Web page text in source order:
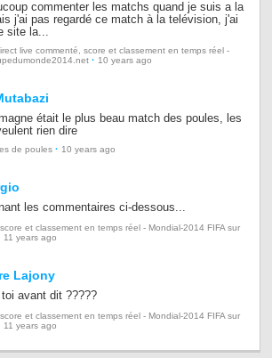
commenter les matchs quand je suis a la
j'ai pas regardé ce match à la telévision, j'ai
site la...
live commenté, score et classement en temps réel -
· 10 years ago
était le plus beau match des poules, les
rien dire
de poules · 10 years ago
les commentaires ci-dessous...
et classement en temps réel - Mondial-2014 FIFA sur
11 years ago
Lajony
avant dit ?????
et classement en temps réel - Mondial-2014 FIFA sur
11 years ago